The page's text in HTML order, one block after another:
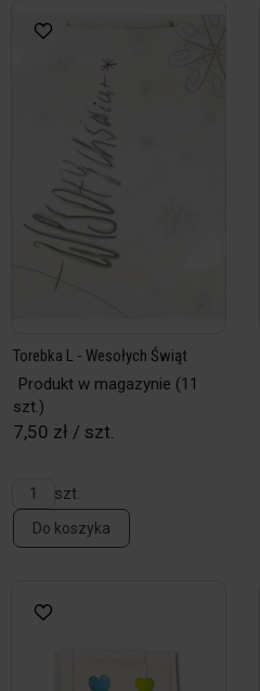
Torebka L - Wesołych Świąt
Produkt w magazynie (11
szt.)
7,50 zł / szt.
szt.
Do koszyka